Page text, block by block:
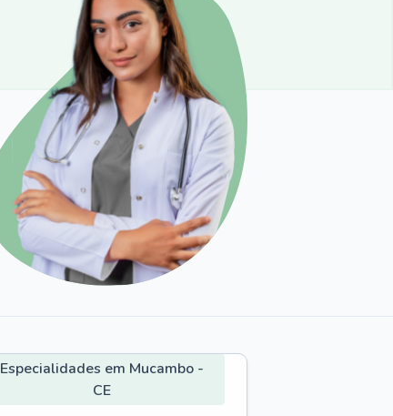
Especialidades em Mucambo -
CE